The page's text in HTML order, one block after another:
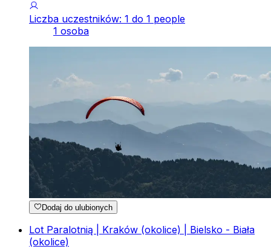
Liczba uczestników: 1 do 1 people
1 osoba
Dodaj do ulubionych
Lot Paralotnią | Kraków (okolice) | Bielsko - Biała
(okolice)